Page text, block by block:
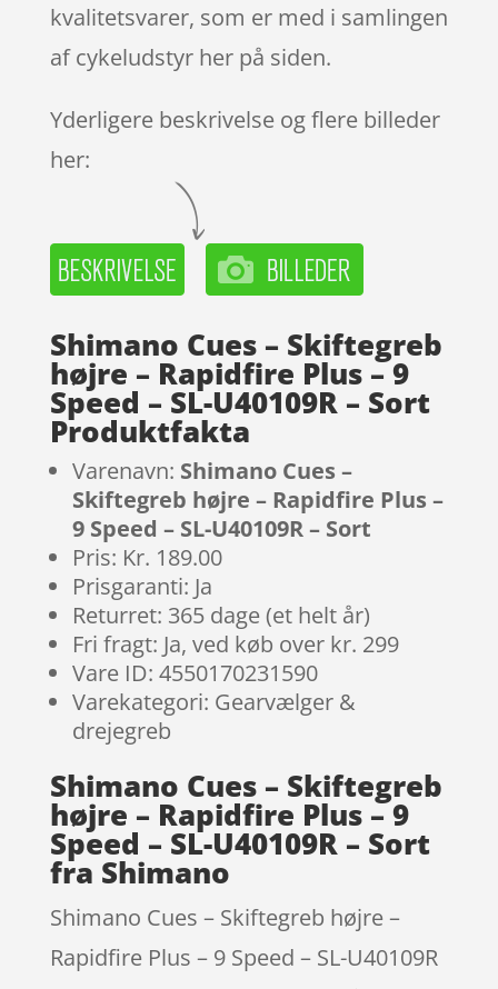
kvalitetsvarer, som er med i samlingen
af cykeludstyr her på siden.
Yderligere beskrivelse og flere billeder
her:
Shimano Cues – Skiftegreb
højre – Rapidfire Plus – 9
Speed – SL-U40109R – Sort
Produktfakta
Varenavn: Shimano Cues –
Skiftegreb højre – Rapidfire Plus –
9 Speed – SL-U40109R – Sort
Pris: Kr. 189.00
Prisgaranti: Ja
Returret: 365 dage (et helt år)
Fri fragt: Ja, ved køb over kr. 299
Vare ID: 4550170231590
Varekategori: Gearvælger &
drejegreb
Shimano Cues – Skiftegreb
højre – Rapidfire Plus – 9
Speed – SL-U40109R – Sort
fra Shimano
Shimano Cues – Skiftegreb højre –
Rapidfire Plus – 9 Speed – SL-U40109R